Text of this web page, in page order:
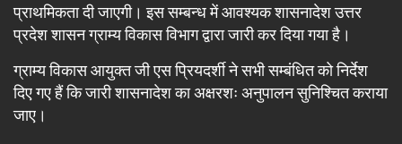
प्राथमिकता दी जाएगी। इस सम्बन्ध में आवश्यक शासनादेश उत्तर
प्रदेश शासन ग्राम्य विकास विभाग द्वारा जारी कर दिया गया है।
ग्राम्य विकास आयुक्त जी एस प्रियदर्शी ने सभी सम्बंधित को निर्देश
दिए गए हैं कि जारी शासनादेश का अक्षरशः अनुपालन सुनिश्चित कराया
जाए।